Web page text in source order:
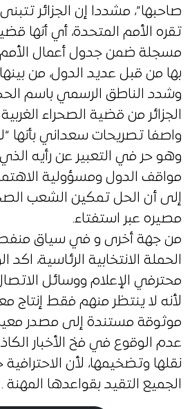
صاحبها”، مشددا إن الجزائر
تقره الأمم المتحدة، أي أنها
مسجلة ضمن جدول أعمال الأمم
بها من قبل عديد الدول، من بينها
وشدد الناطق الرسمي باسم
الجزائر من قضية الصحراء
واصفا تصريحات سعداني بأنها
وهو حر في التعبير عن رأيه
مواقف الدول ومسؤولية
إلى أن الحل تمكين الشعب
مصيره عبر استفتاء.
من جهة أخرى و في سياق
الحملة الانتخابية الرئاسية، اكد
محترفي الإعلام ووسائل
لأنه لا ينتظر منهم فقط إنتاج
موثوقة مستندة إلى مصدر
عدم الوقوع في فخ الأخبار
نقلها وتضخيمها، لأن
الجميع التقيد بقواعدها المهنة .